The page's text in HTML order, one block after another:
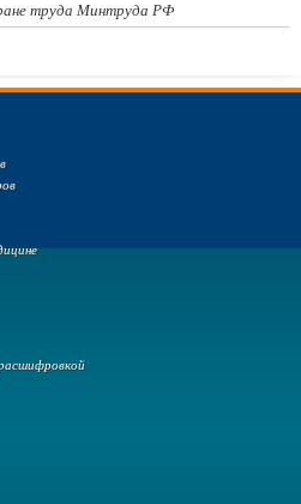
труда Минтруда РФ